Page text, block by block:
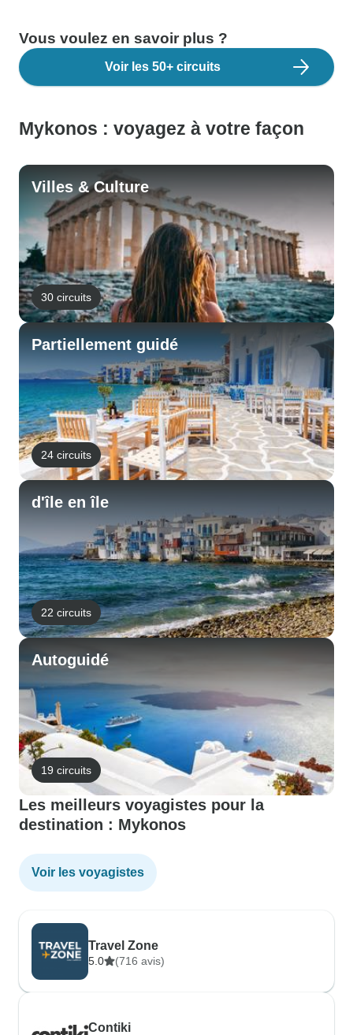
Vous voulez en savoir plus ?
Voir les 50+ circuits
Mykonos : voyagez à votre façon
Villes & Culture
30 circuits
Partiellement guidé
24 circuits
d'île en île
22 circuits
Autoguidé
19 circuits
Les meilleurs voyagistes pour la
destination : Mykonos
Voir les voyagistes
Travel Zone
5.0 (716 avis)
Contiki